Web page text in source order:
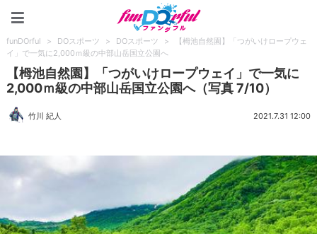
funDOrful > DOスポーツ > DOスポーツ >
【栂池自然園】「つがいけロープウェ
イ」で一気に2,000ｍ級の中部山岳国立公園へ
【栂池自然園】「つがいけロープウェイ」で一気に
2,000ｍ級の中部山岳国立公園へ（写真 7/10）
竹川 紀人 2021.7.31 12:00